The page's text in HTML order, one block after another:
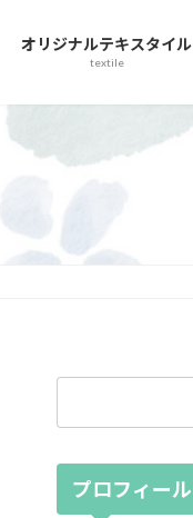
オリジナルテキスタイル
textile
プロフィール